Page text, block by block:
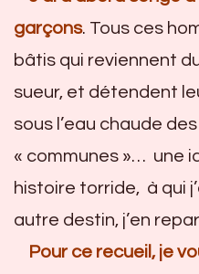
garçons. Tous ces
bâtis qui reviennent
sueur, et détendent
sous l’eau chaude
« communes »… une
histoire torride, à qui
autre destin, j’en
Pour ce recueil, je